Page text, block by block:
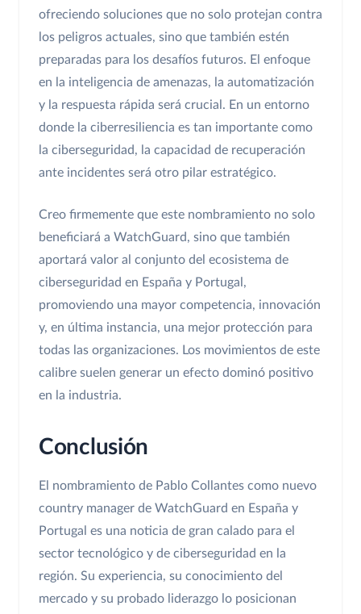
ofreciendo soluciones que no solo protejan contra
los peligros actuales, sino que también estén
preparadas para los desafíos futuros. El enfoque
en la inteligencia de amenazas, la automatización
y la respuesta rápida será crucial. En un entorno
donde la ciberresiliencia es tan importante como
la ciberseguridad, la capacidad de recuperación
ante incidentes será otro pilar estratégico.
Creo firmemente que este nombramiento no solo
beneficiará a WatchGuard, sino que también
aportará valor al conjunto del ecosistema de
ciberseguridad en España y Portugal,
promoviendo una mayor competencia, innovación
y, en última instancia, una mejor protección para
todas las organizaciones. Los movimientos de este
calibre suelen generar un efecto dominó positivo
en la industria.
Conclusión
El nombramiento de Pablo Collantes como nuevo
country manager de WatchGuard en España y
Portugal es una noticia de gran calado para el
sector tecnológico y de ciberseguridad en la
región. Su experiencia, su conocimiento del
mercado y su probado liderazgo lo posicionan